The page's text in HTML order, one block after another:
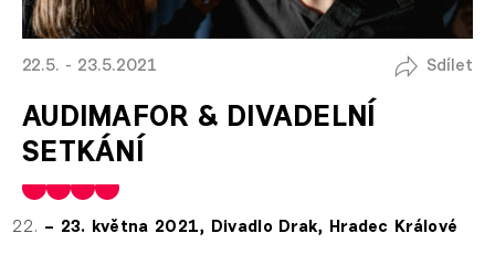
22.5. - 23.5.2021 Sdílet
AUDIMAFOR & DIVADELNÍ
SETKÁNÍ
– 23. května 2021, Divadlo Drak, Hradec Králové